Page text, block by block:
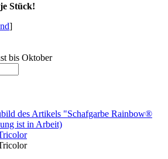
je Stück!
]
bis Oktober